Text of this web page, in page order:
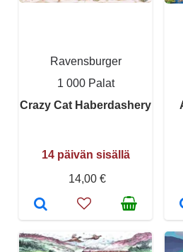
Ravensburger
1 000 Palat
Crazy Cat Haberdashery
14 päivän sisällä
14,00 €